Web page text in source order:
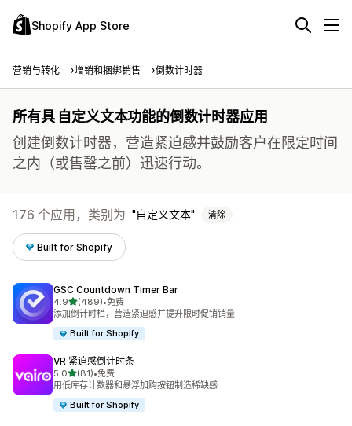
Shopify App Store
营销与转化 增销和捆绑销售 倒数计时器
所有具 自定义文本功能的倒数计时器应用
创建倒数计时器，营造紧迫感并鼓励客户在限定时间
之内（或售罄之前）迅速行动。
176 个应用，类别为 自定义文本 清除
Built for Shopify
GSC Countdown Timer Bar
4.9星（满分 5 星）
(489)
总共 489 条评论
•免费
添加倒计时栏，营造紧迫感并提升限时促销销量
Built for Shopify
VR 紧迫感倒计时条
5.0星（满分 5 星）
(81)
总共 81 条评论
•免费
用低库存计数器和悬浮加购按钮制造稀缺感
Built for Shopify